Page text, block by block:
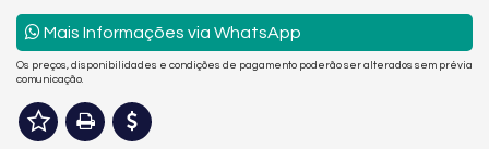
Mais Informações via WhatsApp
Os preços, disponibilidades e condições de pagamento poderão ser alterados sem prévia
comunicação.